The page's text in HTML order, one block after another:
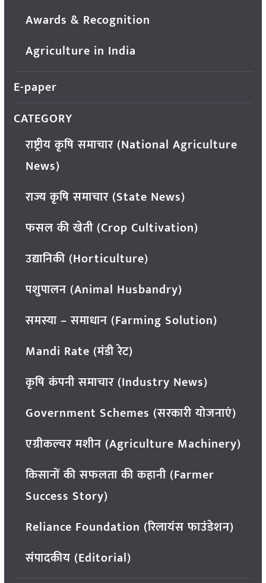
Awards & Recognition
Agriculture in India
E-paper
CATEGORY
राष्ट्रीय कृषि समाचार (National Agriculture
News)
राज्य कृषि समाचार (State News)
फसल की खेती (Crop Cultivation)
उद्यानिकी (Horticulture)
पशुपालन (Animal Husbandry)
समस्या – समाधान (Farming Solution)
Mandi Rate (मंडी रेट)
कृषि कंपनी समाचार (Industry News)
Government Schemes (सरकारी योजनाएं)
एग्रीकल्चर मशीन (Agriculture Machinery)
किसानों की सफलता की कहानी (Farmer
Success Story)
Reliance Foundation (रिलायंस फाउंडेशन)
संपादकीय (Editorial)